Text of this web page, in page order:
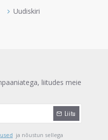
Uudiskiri
liitudes meie
Liitu
ja nõustun sellega